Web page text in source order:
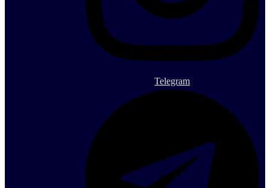
Telegram